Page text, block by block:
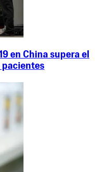
en China supera el
pacientes